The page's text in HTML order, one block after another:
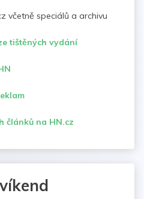
včetně speciálů a archivu
tištěných vydání
článků na HN.cz